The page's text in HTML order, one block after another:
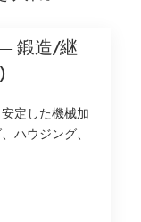
鍛造/継
定した機械加
ハウジング、